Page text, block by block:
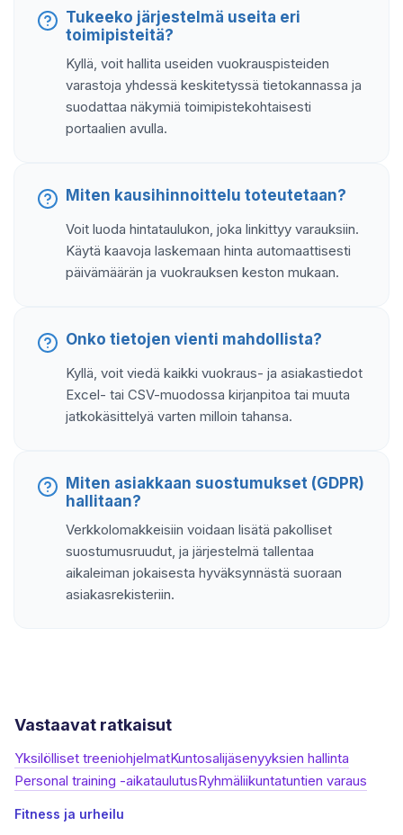
Tukeeko järjestelmä useita eri
toimipisteitä?
Kyllä, voit hallita useiden vuokrauspisteiden
varastoja yhdessä keskitetyssä tietokannassa ja
suodattaa näkymiä toimipistekohtaisesti
portaalien avulla.
Miten kausihinnoittelu toteutetaan?
Voit luoda hintataulukon, joka linkittyy varauksiin.
Käytä kaavoja laskemaan hinta automaattisesti
päivämäärän ja vuokrauksen keston mukaan.
Onko tietojen vienti mahdollista?
Kyllä, voit viedä kaikki vuokraus- ja asiakastiedot
Excel- tai CSV-muodossa kirjanpitoa tai muuta
jatkokäsittelyä varten milloin tahansa.
Miten asiakkaan suostumukset (GDPR)
hallitaan?
Verkkolomakkeisiin voidaan lisätä pakolliset
suostumusruudut, ja järjestelmä tallentaa
aikaleiman jokaisesta hyväksynnästä suoraan
asiakasrekisteriin.
Vastaavat ratkaisut
Yksilölliset treeniohjelmatKuntosalijäsenyyksien hallinta
Personal training -aikataulutusRyhmäliikuntatuntien varaus
Fitness ja urheilu